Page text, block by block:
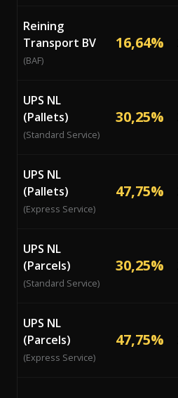
Reining
Transport BV
(BAF)
16,64%
UPS NL
(Pallets)
(Standard Service)
30,25%
UPS NL
(Pallets)
(Express Service)
47,75%
UPS NL
(Parcels)
(Standard Service)
30,25%
UPS NL
(Parcels)
(Express Service)
47,75%